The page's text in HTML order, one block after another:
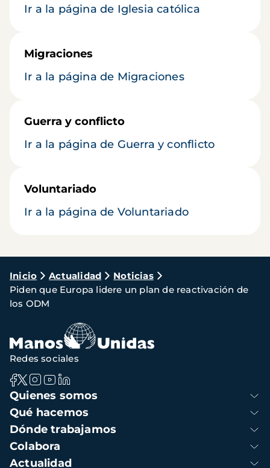
Ir a la página de Iglesia católica
Migraciones
Ir a la página de Migraciones
Guerra y conflicto
Ir a la página de Guerra y conflicto
Voluntariado
Ir a la página de Voluntariado
Ruta
de
navegación
Inicio Actualidad
Noticias
Piden que Europa lidere un plan de reactivación de
los ODM
Navegación
principal
Quienes somos
Qué hacemos
Dónde trabajamos
Colabora
Actualidad
Redes sociales